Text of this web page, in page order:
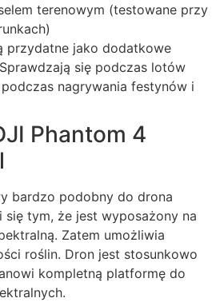
terenowym (testowane przy
przydatne jako dodatkowe
się podczas lotów
nagrywania festynów i
Phantom 4
bardzo podobny do drona
się tym, że jest wyposażony na
Zatem umożliwia
roślin. Dron jest stosunkowo
kompletną platformę do